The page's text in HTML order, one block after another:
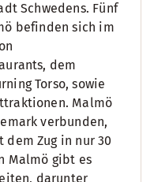
Schwedens. Fünf
befinden sich im
dem
Torso, sowie
Malmö
verbunden,
dem Zug in nur 30
Malmö gibt es
darunter